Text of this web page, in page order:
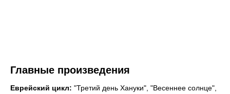
Главные произведения
Еврейский цикл: "Третий день Хануки", "Весеннее солнце",